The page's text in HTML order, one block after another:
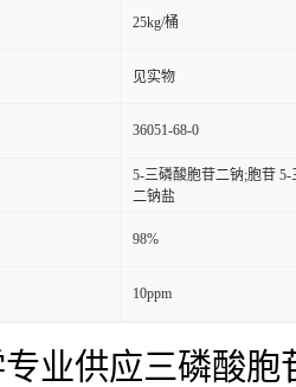
25kg/桶
见实物
36051-68-0
5-三磷酸胞苷二钠;胞苷
二钠盐
98%
10ppm
业供应三磷酸